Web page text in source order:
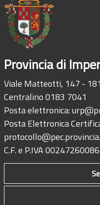
Provincia di
Viale Matteotti, 147 -
Centralino 0183 7041
Posta elettronica:
Posta Elettronica
C.F. e P.IVA 00247260086